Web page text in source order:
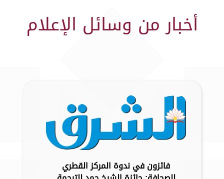
أخبار من وسائل الإعلام
فائزون في ندوة المركز القطري